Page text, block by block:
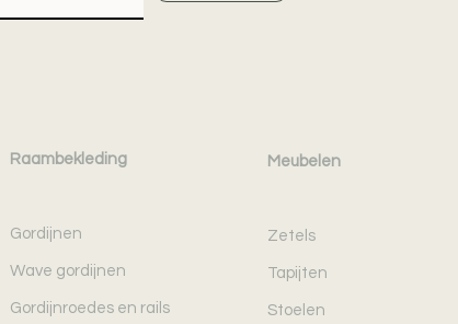
Raambekleding
Gordijnen
Wave gordijnen
Gordijnroedes en rails
Meubelen
Zetels
Tapijten
Stoelen